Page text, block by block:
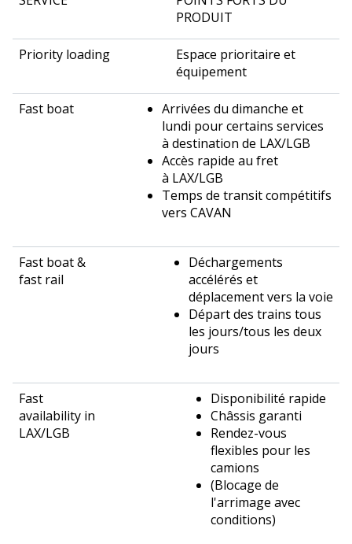
PRODUIT
Espace prioritaire et
équipement
Arrivées du dimanche et
lundi pour certains services
à destination de LAX/LGB
Accès rapide au fret
à LAX/LGB
Temps de transit compétitifs
vers CAVAN
Déchargements
accélérés et
déplacement vers la voie
Départ des trains tous
les jours/tous les deux
jours
Disponibilité rapide
Châssis garanti
Rendez-vous
flexibles pour les
camions
(Blocage de
l'arrimage avec
conditions)